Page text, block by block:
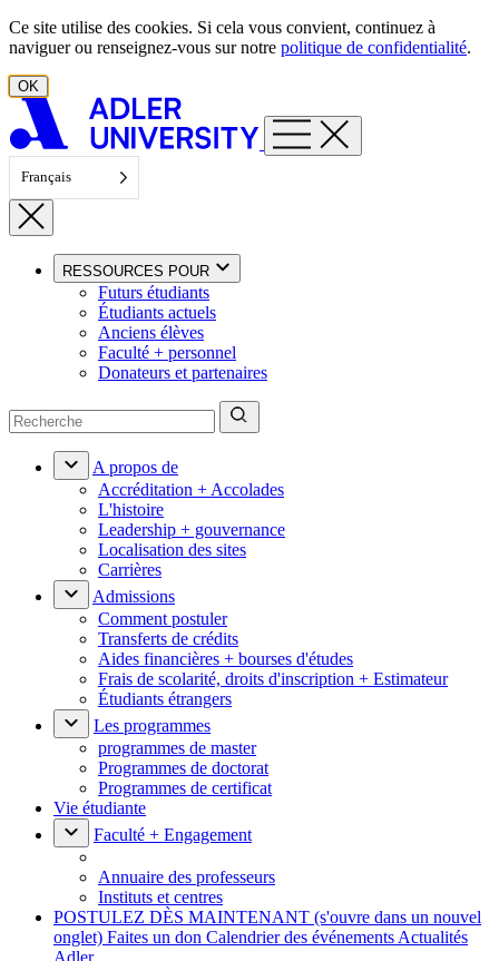
Aller au contenu
Ce site utilise des cookies. Si cela vous convient, continuez à
naviguer ou renseignez-vous sur notre politique de confidentialité.
OK
Français
RESSOURCES POUR
Futurs étudiants
Étudiants actuels
Anciens élèves
Faculté + personnel
Donateurs et partenaires
A propos de
Accréditation + Accolades
L'histoire
Leadership + gouvernance
Localisation des sites
Carrières
Admissions
Comment postuler
Transferts de crédits
Aides financières + bourses d'études
Frais de scolarité, droits d'inscription + Estimateur
Étudiants étrangers
Les programmes
programmes de master
Programmes de doctorat
Programmes de certificat
Vie étudiante
Faculté + Engagement
Annuaire des professeurs
Instituts et centres
POSTULEZ DÈS MAINTENANT (s'ouvre dans un nouvel
onglet) Faites un don Calendrier des événements Actualités
Adler